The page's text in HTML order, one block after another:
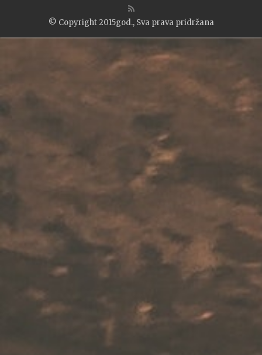
© Copyright 2015god., Sva prava pridržana